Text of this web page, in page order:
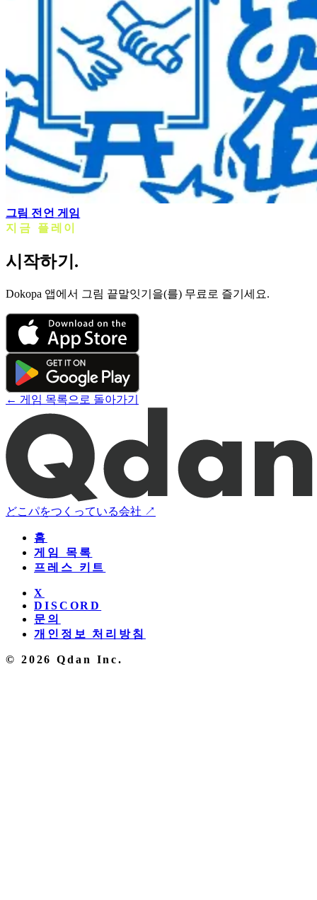
그림 전언 게임
지금 플레이
시작하기.
Dokopa 앱에서 그림 끝말잇기을(를) 무료로 즐기세요.
← 게임 목록으로 돌아가기
どこパをつくっている会社 ↗
홈
게임 목록
프레스 키트
X
DISCORD
문의
개인정보 처리방침
© 2026 Qdan Inc.